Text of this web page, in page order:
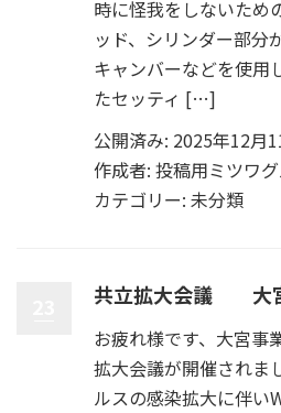
時に怪我をしないため
ッド、シリンダー部分
キャンバーなどを使用
たセッティ […]
公開済み: 2025年12月
作成者: 投稿用ミツワ
カテゴリー: 未分類
共立拡大会議 大
お疲れ様です、大宮事
拡大会議が開催されま
ルスの感染拡大に伴い